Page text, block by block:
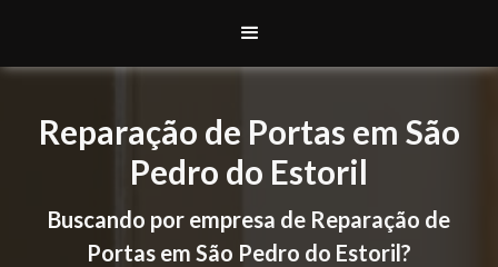
Reparação de Portas em São
Pedro do Estoril
Buscando por empresa de Reparação de
Portas em São Pedro do Estoril?